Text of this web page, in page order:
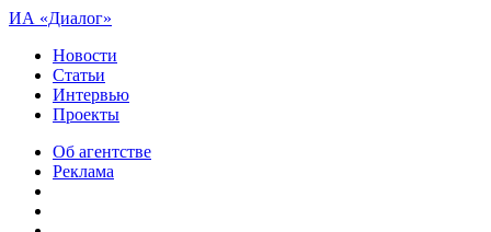
ИА «Диалог»
Новости
Статьи
Интервью
Проекты
Об агентстве
Реклама